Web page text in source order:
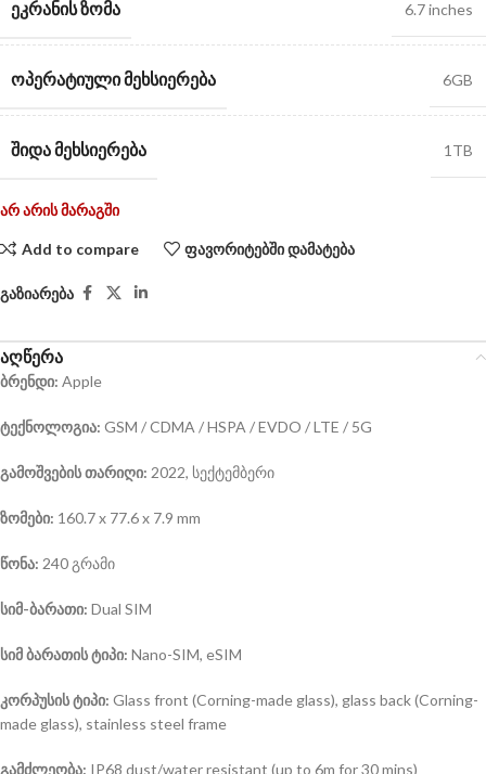
ᲔᲙᲠᲐᲜᲘᲡ ᲖᲝᲛᲐ 6.7 inches
ᲝᲞᲔᲠᲐᲢᲘᲣᲚᲘ ᲛᲔᲮᲡᲘᲔᲠᲔᲑᲐ 6GB
ᲨᲘᲓᲐ ᲛᲔᲮᲡᲘᲔᲠᲔᲑᲐ 1TB
არ არის მარაგში
Add to compare ფავორიტებში დამატება
გაზიარება
აღწერა
ბრენდი: Apple
ტექნოლოგია: GSM / CDMA / HSPA / EVDO / LTE / 5G
გამოშვების თარიღი: 2022, სექტემბერი
ზომები: 160.7 x 77.6 x 7.9 mm
წონა: 240 გრამი
სიმ-ბარათი: Dual SIM
სიმ ბარათის ტიპი: Nano-SIM, eSIM
კორპუსის ტიპი: Glass front (Corning-made glass), glass back (Corning-
made glass), stainless steel frame
გამძლეობა: IP68 dust/water resistant (up to 6m for 30 mins)